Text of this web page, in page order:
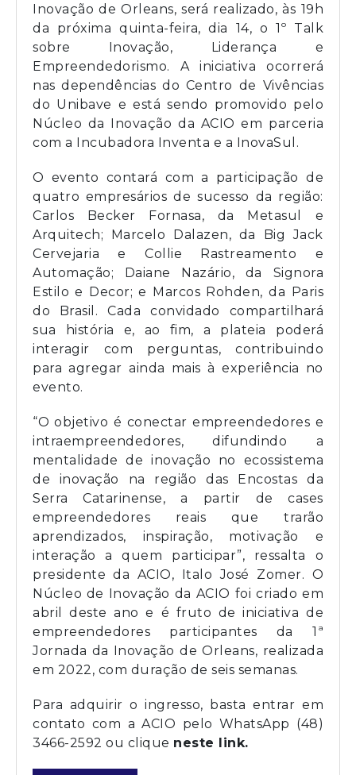
Inovação de Orleans, será realizado, às 19h
da próxima quinta-feira, dia 14, o 1º Talk
sobre Inovação, Liderança e
Empreendedorismo. A iniciativa ocorrerá
nas dependências do Centro de Vivências
do Unibave e está sendo promovido pelo
Núcleo da Inovação da ACIO em parceria
com a Incubadora Inventa e a InovaSul.
O evento contará com a participação de
quatro empresários de sucesso da região:
Carlos Becker Fornasa, da Metasul e
Arquitech; Marcelo Dalazen, da Big Jack
Cervejaria e Collie Rastreamento e
Automação; Daiane Nazário, da Signora
Estilo e Decor; e Marcos Rohden, da Paris
do Brasil. Cada convidado compartilhará
sua história e, ao fim, a plateia poderá
interagir com perguntas, contribuindo
para agregar ainda mais à experiência no
evento.
“O objetivo é conectar empreendedores e
intraempreendedores, difundindo a
mentalidade de inovação no ecossistema
de inovação na região das Encostas da
Serra Catarinense, a partir de cases
empreendedores reais que trarão
aprendizados, inspiração, motivação e
interação a quem participar”, ressalta o
presidente da ACIO, Italo José Zomer. O
Núcleo de Inovação da ACIO foi criado em
abril deste ano e é fruto de iniciativa de
empreendedores participantes da 1ª
Jornada da Inovação de Orleans, realizada
em 2022, com duração de seis semanas.
Para adquirir o ingresso, basta entrar em
contato com a ACIO pelo WhatsApp (48)
3466-2592 ou clique neste link.